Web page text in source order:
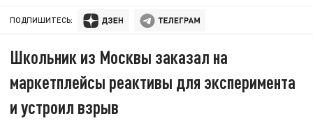
ПОДПИШИТЕСЬ:
Школьник из Москвы заказал на
маркетплейсы реактивы для эксперимента
и устроил взрыв